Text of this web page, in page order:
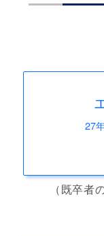
27
（既卒者